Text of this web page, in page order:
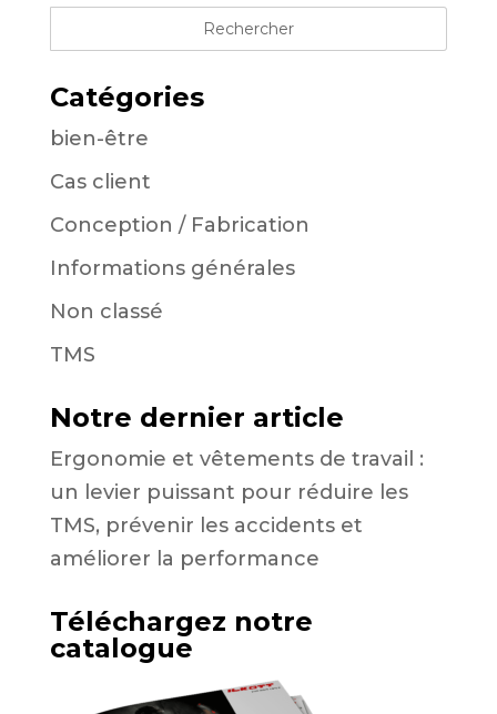
Catégories
bien-être
Cas client
Conception / Fabrication
Informations générales
Non classé
TMS
Notre dernier article
Ergonomie et vêtements de travail :
un levier puissant pour réduire les
TMS, prévenir les accidents et
améliorer la performance
Téléchargez notre
catalogue